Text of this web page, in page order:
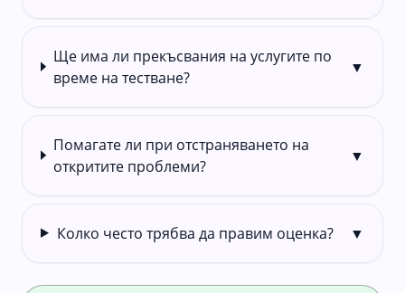
Ще има ли прекъсвания на услугите по
време на тестване?
▼
Помагате ли при отстраняването на
откритите проблеми?
▼
Колко често трябва да правим оценка? ▼